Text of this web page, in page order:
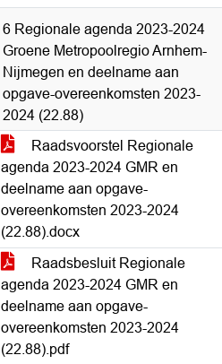
6 Regionale agenda 2023-2024
Groene Metropoolregio Arnhem-
Nijmegen en deelname aan
opgave-overeenkomsten 2023-
2024 (22.88)
Raadsvoorstel Regionale
agenda 2023-2024 GMR en
deelname aan opgave-
overeenkomsten 2023-2024
(22.88).docx
Raadsbesluit Regionale
agenda 2023-2024 GMR en
deelname aan opgave-
overeenkomsten 2023-2024
(22.88).pdf